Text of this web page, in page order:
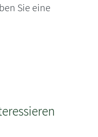
Sie eine